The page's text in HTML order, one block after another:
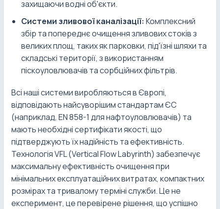
захищаючи водні об'єкти.
Системи зливової каналізації: Комплексний
збір та попереднє очищення зливових стоків з
великих площ, таких як парковки, під'їзні шляхи та
складські території, з використанням
піскоуловлювачів та сорбційних фільтрів.
Всі наші системи виробляються в Європі,
відповідають найсуворішим стандартам ЄС
(наприклад, EN 858-1 для нафтоуловлювачів) та
мають необхідні сертифікати якості, що
підтверджують їх надійність та ефективність.
Технологія VFL (Vertical Flow Labyrinth) забезпечує
максимальну ефективність очищення при
мінімальних експлуатаційних витратах, компактних
розмірах та тривалому терміні служби. Це не
експеримент, це перевірене рішення, що успішно